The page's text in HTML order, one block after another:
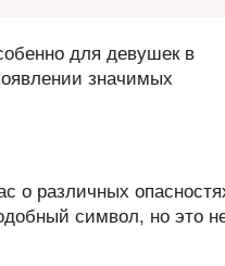
для девушек в
значимых
о различных
символ, но это